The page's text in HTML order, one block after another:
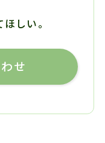
しい。
せ